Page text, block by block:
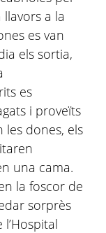
a la
es van
els sortia,
es
i proveïts
les dones, els
una cama.
la foscor de
sorprès